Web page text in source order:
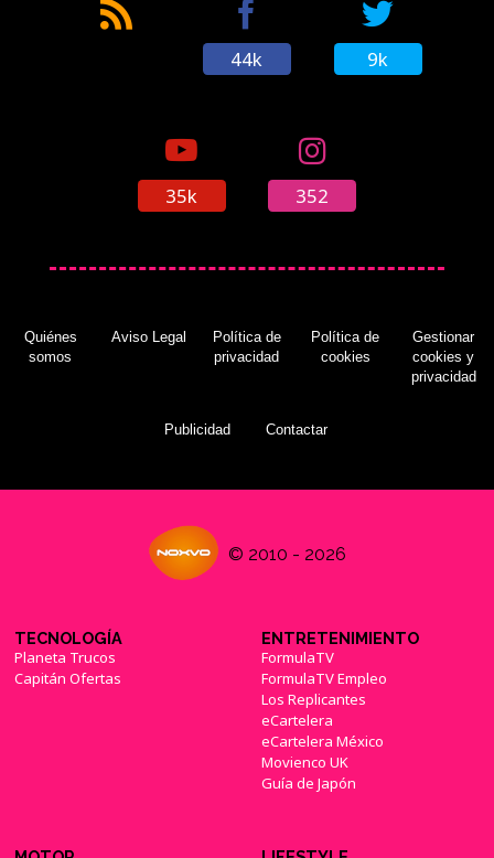
44k 9k
35k 352
Quiénes
somos
Aviso Legal
Política de
privacidad
Política de
cookies
Gestionar
cookies y
privacidad
Publicidad Contactar
© 2010 - 2026
TECNOLOGÍA
Planeta Trucos
Capitán Ofertas
ENTRETENIMIENTO
FormulaTV
FormulaTV Empleo
Los Replicantes
eCartelera
eCartelera México
Movienco UK
Guía de Japón